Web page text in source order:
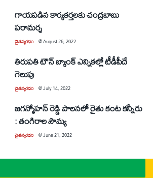
గాయపడిన కార్యకర్తలకు చంద్రబాబు
పరామర్శ
చైతన్యరధం @August 26, 2022
తిరుపతి టౌన్‌ బ్యాంక్‌ ఎన్నికల్లో టీడీపీదే
గెలుపు
చైతన్యరధం @July 14, 2022
జగన్మోహన్ రెడ్డి పాలనలో రైతు కంట కన్నీరు
: తంగిరాల సౌమ్య
చైతన్యరధం @June 21, 2022